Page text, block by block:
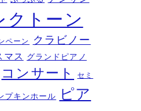
ンペーン・・・
ペーン・・・
なら今！『ひと
クトーン
ペーン
クラビノー
マス
グランドピアノ
コンサート セミ
プキンホール
ピア